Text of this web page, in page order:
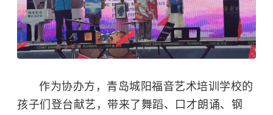
作为协办方，青岛城阳福音艺术培训学校的
孩子们登台献艺，带来了舞蹈、口才朗诵、钢